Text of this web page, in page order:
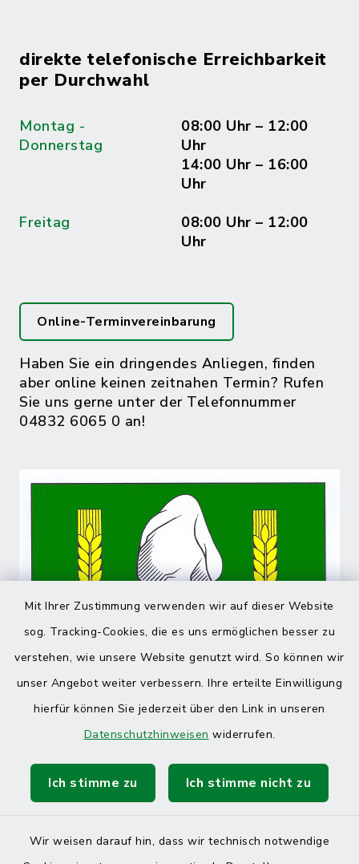
Mit Ihrer Zustimmung verwenden wir auf dieser Website
sog. Tracking-Cookies, die es uns ermöglichen besser zu
verstehen, wie unsere Website genutzt wird. So können wir
unser Angebot weiter verbessern. Ihre erteilte Einwilligung
hierfür können Sie jederzeit über den Link in unseren
Datenschutzhinweisen widerrufen.
Ich stimme zu Ich stimme nicht zu
Wir weisen darauf hin, dass wir technisch notwendige
direkte telefonische Erreichbarkeit
per Durchwahl
Montag -
Donnerstag
08:00 Uhr – 12:00
Uhr
14:00 Uhr – 16:00
Uhr
Freitag
08:00 Uhr – 12:00
Uhr
Online-Terminvereinbarung
Haben Sie ein dringendes Anliegen, finden
aber online keinen zeitnahen Termin? Rufen
Sie uns gerne unter der Telefonnummer
04832 6065 0 an!